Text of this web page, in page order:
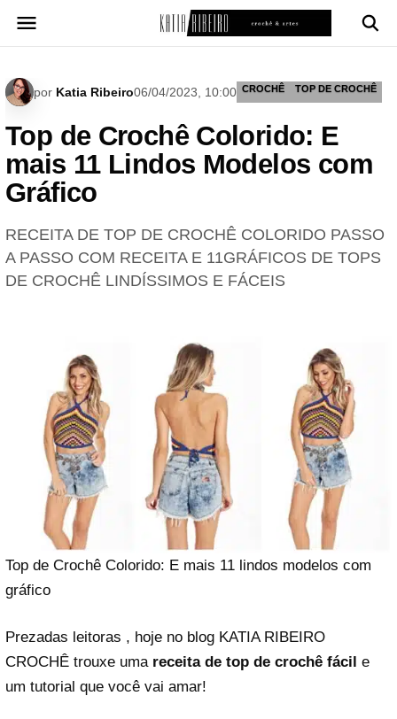
para
por Katia Ribeiro06/04/2023, 10:00 CROCHÊ TOP DE CROCHÊ
Top de Crochê Colorido: E
mais 11 Lindos Modelos com
Gráfico
RECEITA DE TOP DE CROCHÊ COLORIDO PASSO
A PASSO COM RECEITA E 11GRÁFICOS DE TOPS
DE CROCHÊ LINDÍSSIMOS E FÁCEIS
Top de Crochê Colorido: E mais 11 lindos modelos com
gráfico
Prezadas leitoras , hoje no blog KATIA RIBEIRO
CROCHÊ trouxe uma receita de top de crochê fácil e
um tutorial que você vai amar!